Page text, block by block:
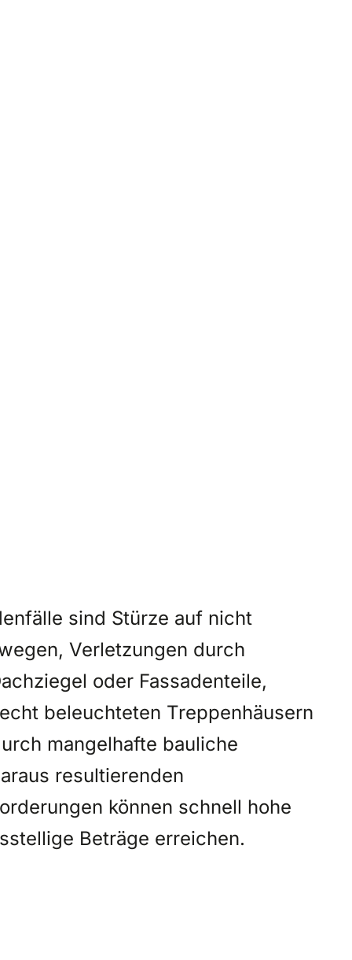
sind Stürze auf nicht
Verletzungen durch
oder Fassadenteile,
beleuchteten Treppenhäusern
mangelhafte bauliche
resultierenden
können schnell hohe
Beträge erreichen.